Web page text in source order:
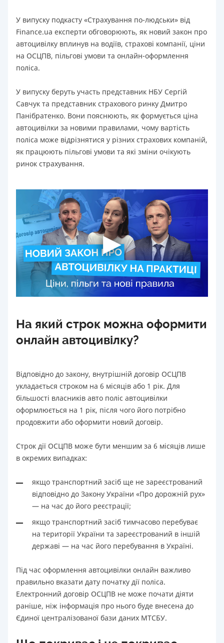
У випуску подкасту «Страхування по-людськи» від
Finance.ua експерти обговорюють, як новий закон про
автоцивілку вплинув на водіїв, страхові компанії, ціни
на ОСЦПВ, пільгові умови та онлайн-оформлення
поліса.
У випуску беруть участь представник НБУ Сергій
Савчук та представник страхового ринку Дмитро
Панібратенко. Вони пояснюють, як формується ціна
автоцивілки за новими правилами, чому вартість
поліса може відрізнятися у різних страхових компаній,
як працюють пільгові умови та які зміни очікують
ринок страхування.
На який строк можна оформити
онлайн автоцивілку?
Відповідно до закону, внутрішній договір ОСЦПВ
укладається строком на 6 місяців або 1 рік. Для
більшості власників авто поліс автоцивілки
оформлюється на 1 рік, після чого його потрібно
продовжити або оформити новий договір.
Строк дії ОСЦПВ може бути меншим за 6 місяців лише
в окремих випадках:
якщо транспортний засіб ще не зареєстрований
відповідно до Закону України «Про дорожній рух»
— на час до його реєстрації;
якщо транспортний засіб тимчасово перебуває
на території України та зареєстрований в іншій
державі — на час його перебування в Україні.
Під час оформлення автоцивілки онлайн важливо
правильно вказати дату початку дії поліса.
Електронний договір ОСЦПВ не може почати діяти
раніше, ніж інформація про нього буде внесена до
Єдиної централізованої бази даних МТСБУ.